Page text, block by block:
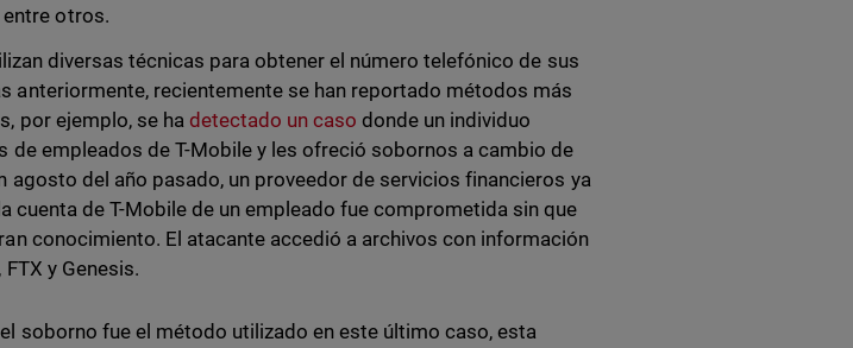
otros.
diversas técnicas para obtener el número telefónico de sus
anteriormente, recientemente se han reportado métodos más
por ejemplo, se ha detectado un caso donde un individuo
de empleados de T-Mobile y les ofreció sobornos a cambio de
agosto del año pasado, un proveedor de servicios financieros ya
cuenta de T-Mobile de un empleado fue comprometida sin que
conocimiento. El atacante accedió a archivos con información
y Genesis.
soborno fue el método utilizado en este último caso, esta